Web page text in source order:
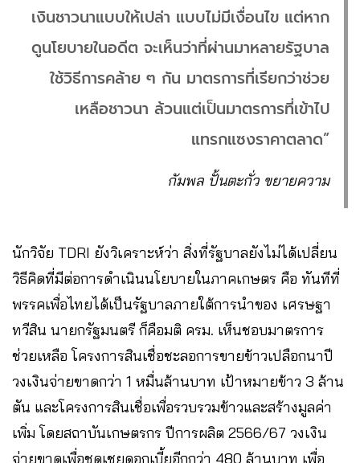
เงินชาวนาแบบให้เปล่า แบบไม่มีเงื่อนไข แต่หาก
ดูนโยบายในอดีต จะเห็นว่าที่ผ่านมาหลายรัฐบาล
ใช้วิธีการคล้าย ๆ กัน มาตรการที่เรียกว่าช่วย
เหลือชาวนา ล้วนแต่เป็นมาตรการที่เข้าไป
แทรกแซงราคาตลาด”
กัมพล ปั้นตะกั่ว ขยายความ
นักวิจัย TDRI ยังวิเคราะห์ว่า สิ่งที่รัฐบาลยังไม่ได้เปลี่ยน
วิธีคิดที่มีต่อการดำเนินนโยบายในภาคเกษตร คือ ทันทีที่
พรรคเพื่อไทยได้เป็นรัฐบาลภายใต้การนำของ เศรษฐา
ทวีสิน นายกรัฐมนตรี ก็คือมติ ครม. เห็นชอบมาตรการ
ช่วยเหลือ โครงการสินเชื่อชะลอการขายข้าวเปลือกนาปี
วงเงินจ่ายขาดกว่า 1 หมื่นล้านบาท เป้าหมายข้าว 3 ล้าน
ตัน และโครงการสินเชื่อเพื่อรวบรวมข้าวและสร้างมูลค่า
เพิ่ม โดยสถาบันเกษตรกร ปีการผลิต 2566/67 วงเงิน
จ่ายขาดเพื่อชดเชยดอกเบี้ยอีกกว่า 480 ล้านบาท เพื่อ